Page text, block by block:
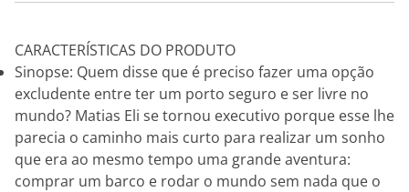
CARACTERÍSTICAS DO PRODUTO
Sinopse: Quem disse que é preciso fazer uma opção
excludente entre ter um porto seguro e ser livre no
mundo? Matias Eli se tornou executivo porque esse lhe
parecia o caminho mais curto para realizar um sonho
que era ao mesmo tempo uma grande aventura:
comprar um barco e rodar o mundo sem nada que o